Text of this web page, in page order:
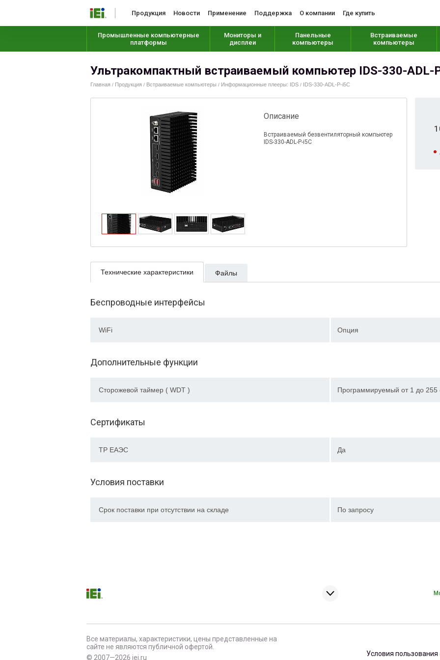
Продукция Новости Применение Поддержка О компании Где купить
Промышленные компьютерные
платформы
Мониторы и
дисплеи
Панельные
компьютеры
Встраиваемые
компьютеры
Ультракомпактный встраиваемый компьютер IDS-330-ADL-
Главная / Продукция / Встраиваемые компьютеры / Информационные плееры: IDS / IDS-330-ADL-P-i5C
Описание
Встраиваемый безвентиляторный компьютер
IDS-330-ADL-P-i5C
Технические характеристики Файлы
Беспроводные интерфейсы
WiFi Опция
Дополнительные функции
Сторожевой таймер ( WDT ) Программируемый от 1 до
Сертификаты
ТР EAЭC Да
Условия поставки
Срок поставки при отсутствии на складе По запросу
Все материалы, характеристики, цены представленные на
сайте не являются публичной офертой.
© 2007—2026 iei.ru
Условия пользования